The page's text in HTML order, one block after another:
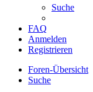
Suche
FAQ
Anmelden
Registrieren
Foren-Übersicht
Suche